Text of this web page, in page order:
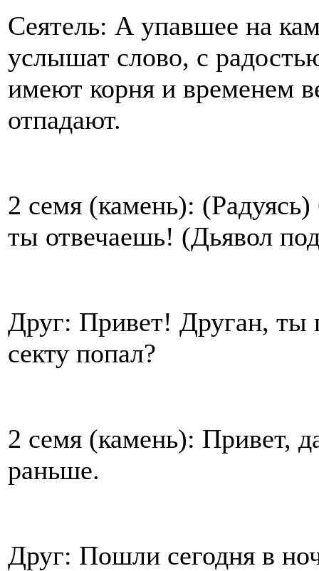
Сеятель: А упавшее на
услышат слово, с
имеют корня и временем
отпадают.
2 семя (камень):
ты отвечаешь! (Дьявол
Друг: Привет! Друган, ты
секту попал?
2 семя (камень): Привет,
раньше.
Друг: Пошли сегодня в